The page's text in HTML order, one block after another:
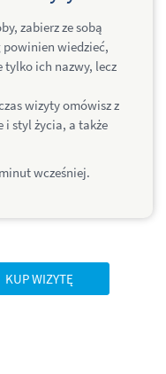
zabierz ze sobą
wiedzieć,
tylko ich nazwy, lecz
wizyty omówisz z
i styl życia, a także
wcześniej.
KUP WIZYTĘ